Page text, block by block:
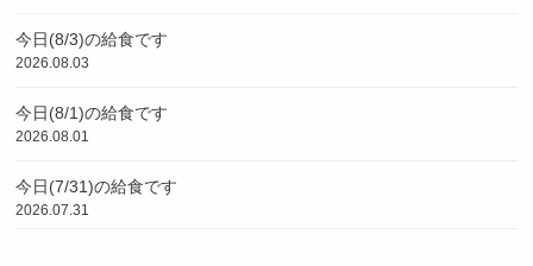
今日(8/3)の給食です
2026.08.03
今日(8/1)の給食です
2026.08.01
今日(7/31)の給食です
2026.07.31